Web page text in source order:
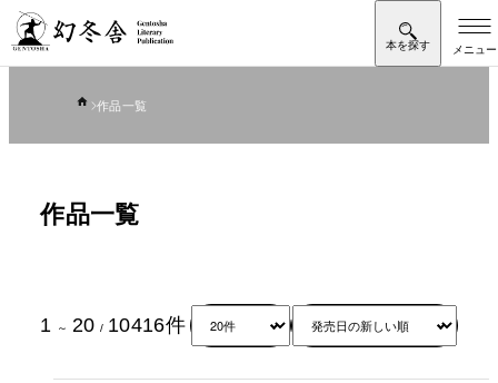
作品一覧
作品一覧
1 ～ 20 / 10416件